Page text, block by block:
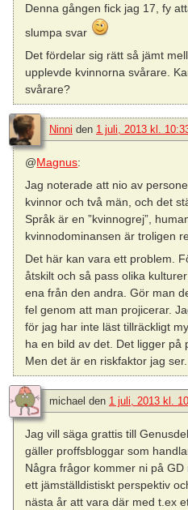
Denna gången fick jag 17, fy
slumpa svar
Det fördelar sig rätt så jämt
upplevde kvinnorna svårare.
svårare?
Ninni den 1 juli, 2013 kl.
@Magnus:
Jag noterade att nio av
kvinnor och två män, och det
Språk är en ”kvinnogrej”,
kvinnodominansen är troligen
Det här kan vara ett problem.
åtskilt och så pass olika
ena från den andra. Gör man
fel genom att man projicerar.
för jag har inte läst tillräckligt
ha en bild av det. Det ligger på
Men det är en riskfaktor jag ser.
michael den 1 juli, 2013 kl.
Jag vill säga grattis till
gäller proffsbloggar som
Några frågor kommer ni på
ett jämställdistiskt perspektiv
nästa år att vara där med t.ex